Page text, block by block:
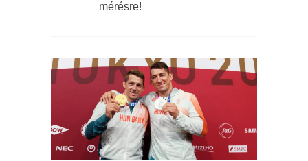
mérésre!